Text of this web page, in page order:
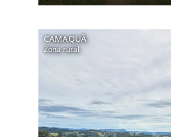
CAMAQUÃ
Zona rural